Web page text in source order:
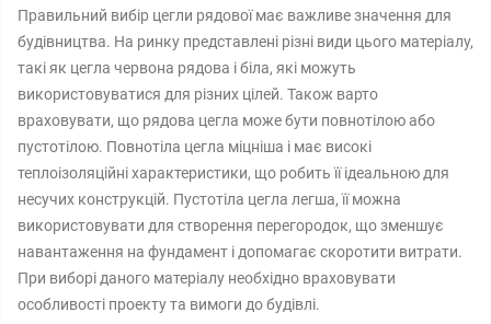
Правильний вибір цегли рядової має важливе значення для
будівництва. На ринку представлені різні види цього матеріалу,
такі як цегла червона рядова і біла, які можуть
використовуватися для різних цілей. Також варто
враховувати, що рядова цегла може бути повнотілою або
пустотілою. Повнотіла цегла міцніша і має високі
теплоізоляційні характеристики, що робить її ідеальною для
несучих конструкцій. Пустотіла цегла легша, її можна
використовувати для створення перегородок, що зменшує
навантаження на фундамент і допомагає скоротити витрати.
При виборі даного матеріалу необхідно враховувати
особливості проекту та вимоги до будівлі.